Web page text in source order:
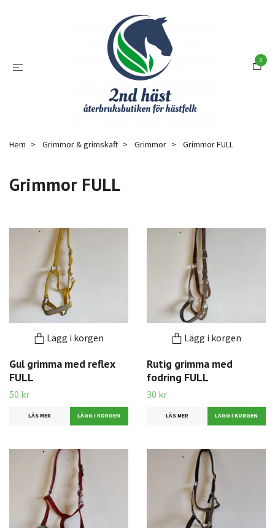
0
Hem Grimmor & grimskaft Grimmor Grimmor FULL
Grimmor FULL
Lägg i korgen
Gul grimma med reflex
FULL
50 kr
LÄS MER
Lägg i korgen
Rutig grimma med
fodring FULL
30 kr
LÄS MER